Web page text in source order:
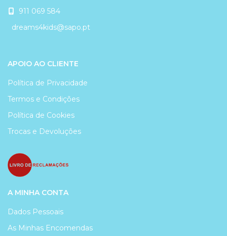
911 069 584
dreams4kids@sapo.pt
APOIO AO CLIENTE
Política de Privacidade
Termos e Condições
Política de Cookies
Trocas e Devoluções
A MINHA CONTA
Dados Pessoais
As Minhas Encomendas